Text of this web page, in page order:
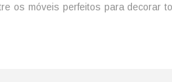
os móveis perfeitos para decorar